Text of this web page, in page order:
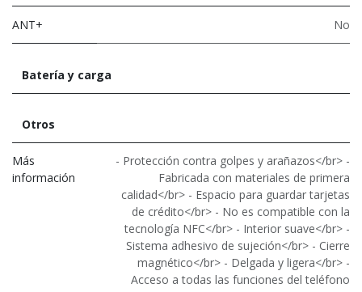
ANT+ No
Batería y carga
Otros
Más
información
- Protección contra golpes y arañazos</br> -
Fabricada con materiales de primera
calidad</br> - Espacio para guardar tarjetas
de crédito</br> - No es compatible con la
tecnología NFC</br> - Interior suave</br> -
Sistema adhesivo de sujeción</br> - Cierre
magnético</br> - Delgada y ligera</br> -
Acceso a todas las funciones del teléfono